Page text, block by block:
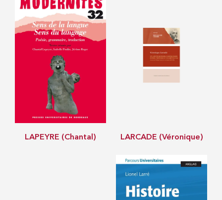
LAPEYRE (Chantal) LARCADE (Véronique)